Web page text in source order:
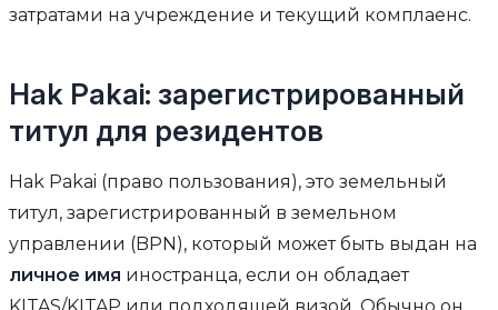
затратами на учреждение и текущий комплаенс.
Hak Pakai: зарегистрированный
титул для резидентов
Hak Pakai (право пользования), это земельный
титул, зарегистрированный в земельном
управлении (BPN), который может быть выдан на
личное имя иностранца, если он обладает